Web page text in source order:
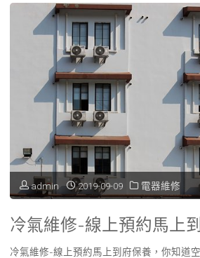
維
修
怎
麼
做？
常
見
admin 2019-09-09 電器維修
冷氣維修-線上預約馬上
冷氣維修-線上預約馬上到府保養，你知道